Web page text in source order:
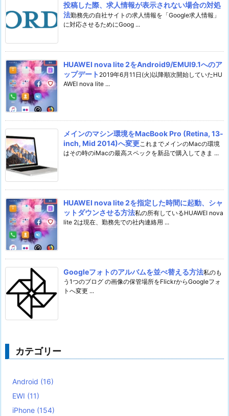
投稿した際、求人情報が表示されない場合の対処
法勤務先の自社サイトの求人情報を「Google求人情報」
に対応させるためにGoog ...
HUAWEI nova lite 2をAndroid9/EMUI9.1へのア
ップデート 2019年6月11日(火)以降順次開始していたHU
AWEI nova lite ...
メインのマシン環境をMacBook Pro (Retina, 13-
inch, Mid 2014)へ変更これまでメインのMacの環境
はその時のiMacの最高スペックを新品で購入してきま ...
HUAWEI nova lite 2を指定した時間に起動、シャ
ットダウンさせる方法私の所有しているHUAWEI nova
lite 2は現在、勤務先での社内連絡用 ...
Googleフォトのアルバムを並べ替える方法私のも
う1つのブログ の画像の保管場所をFlickrからGoogleフォ
トへ変更 ...
カテゴリー
Android (16)
EWI (11)
iPhone (154)